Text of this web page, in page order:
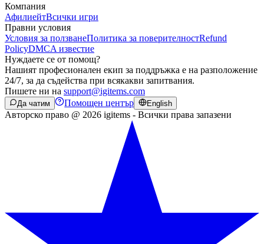
Компания
АфилиейтВсички игри
Правни условия
Условия за ползванеПолитика за поверителностRefund
PolicyDMCA известие
Нуждаете се от помощ?
Нашият професионален екип за поддръжка е на разположение
24/7, за да съдейства при всякакви запитвания.
Пишете ни на support@igitems.com
Да чатим Помощен център English
Авторско право @ 2026 igitems - Всички права запазени